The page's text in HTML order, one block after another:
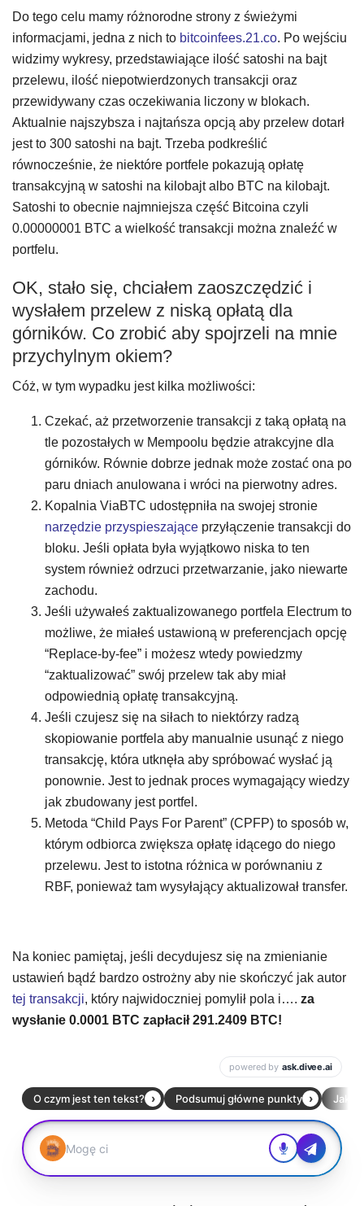
Do tego celu mamy różnorodne strony z świeżymi
informacjami, jedna z nich to bitcoinfees.21.co. Po wejściu
widzimy wykresy, przedstawiające ilość satoshi na bajt
przelewu, ilość niepotwierdzonych transakcji oraz
przewidywany czas oczekiwania liczony w blokach.
Aktualnie najszybsza i najtańsza opcją aby przelew dotarł
jest to 300 satoshi na bajt. Trzeba podkreślić
równocześnie, że niektóre portfele pokazują opłatę
transakcyjną w satoshi na kilobajt albo BTC na kilobajt.
Satoshi to obecnie najmniejsza część Bitcoina czyli
0.00000001 BTC a wielkość transakcji można znaleźć w
portfelu.
OK, stało się, chciałem zaoszczędzić i
wysłałem przelew z niską opłatą dla
górników. Co zrobić aby spojrzeli na mnie
przychylnym okiem?
Cóż, w tym wypadku jest kilka możliwości:
Czekać, aż przetworzenie transakcji z taką opłatą na
tle pozostałych w Mempoolu będzie atrakcyjne dla
górników. Równie dobrze jednak może zostać ona po
paru dniach anulowana i wróci na pierwotny adres.
Kopalnia ViaBTC udostępniła na swojej stronie
narzędzie przyspieszające przyłączenie transakcji do
bloku. Jeśli opłata była wyjątkowo niska to ten
system również odrzuci przetwarzanie, jako niewarte
zachodu.
Jeśli używałeś zaktualizowanego portfela Electrum to
możliwe, że miałeś ustawioną w preferencjach opcję
“Replace-by-fee” i możesz wtedy powiedzmy
“zaktualizować” swój przelew tak aby miał
odpowiednią opłatę transakcyjną.
Jeśli czujesz się na siłach to niektórzy radzą
skopiowanie portfela aby manualnie usunąć z niego
transakcję, która utknęła aby spróbować wysłać ją
ponownie. Jest to jednak proces wymagający wiedzy
jak zbudowany jest portfel.
Metoda “Child Pays For Parent” (CPFP) to sposób w,
którym odbiorca zwiększa opłatę idącego do niego
przelewu. Jest to istotna różnica w porównaniu z
RBF, ponieważ tam wysyłający aktualizował transfer.
Na koniec pamiętaj, jeśli decydujesz się na zmienianie
ustawień bądź bardzo ostrożny aby nie skończyć jak autor
tej transakcji, który najwidoczniej pomylił pola i…. za
wysłanie 0.0001 BTC zapłacił 291.2409 BTC!